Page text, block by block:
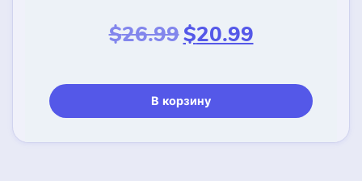
$26.99 Первоначальная
цена
$26.99.
$20.99Текущая
цена:
В корзину